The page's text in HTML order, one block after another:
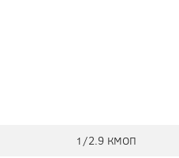
1/2.9 КМОП